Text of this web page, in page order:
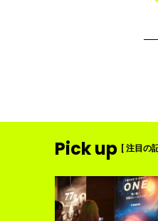
Pick up [ 注目の